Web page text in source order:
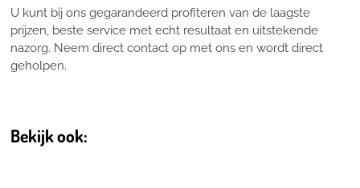
U kunt bij ons gegarandeerd profiteren van de laagste
prijzen, beste service met echt resultaat en uitstekende
nazorg. Neem direct contact op met ons en wordt direct
geholpen.
Bekijk ook: